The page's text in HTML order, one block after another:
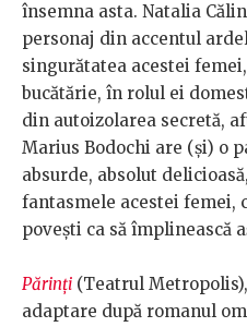
însemna asta. Natalia
personaj din accentul
singurătatea acestei
bucătărie, în rolul ei
din autoizolarea secretă,
Marius Bodochi are (și) o
absurde, absolut
fantasmele acestei femei,
povești ca să împlinească
Părinți (Teatrul
adaptare după romanul